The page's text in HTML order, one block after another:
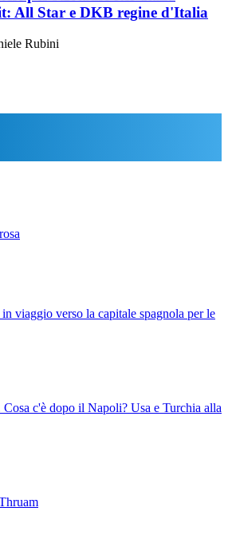
All Star e DKB regine d'Italia
Rubini
viaggio verso la capitale spagnola per le
c'è dopo il Napoli? Usa e Turchia alla